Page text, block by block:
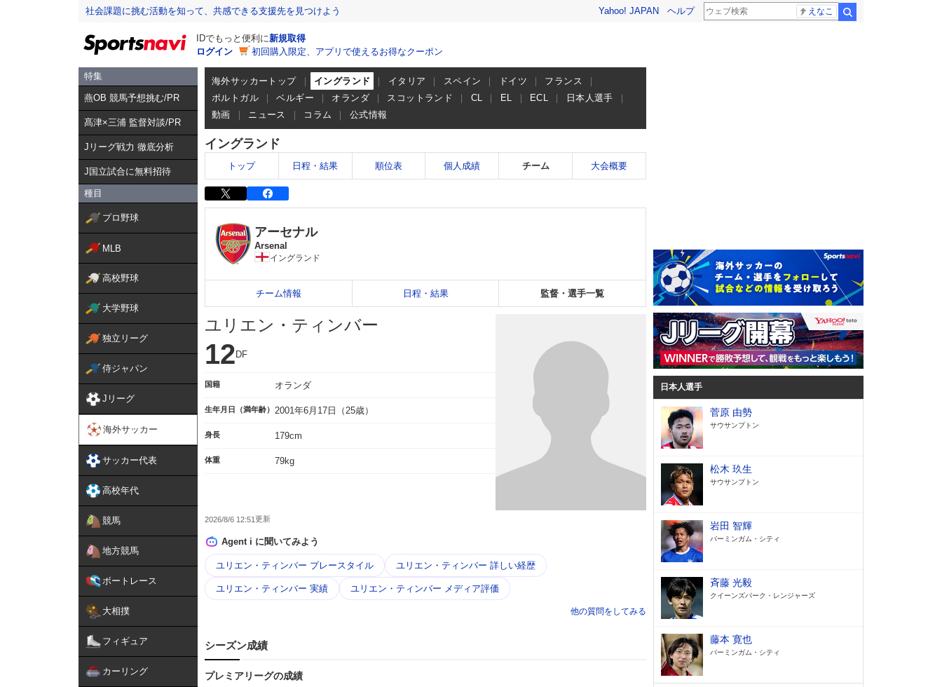
社会課題に挑む活動を知って、共感できる支援先を見つけよう Yahoo! JAPAN ヘルプ えなこ
IDでもっと便利に新規取得
ログイン
初回購入限定、アプリで使えるお得なクーポン
特集
燕OB 競馬予想挑む/PR
髙津×三浦 監督対談/PR
Jリーグ戦力 徹底分析
J国立試合に無料招待
種目
プロ野球
MLB
高校野球
大学野球
独立リーグ
侍ジャパン
Jリーグ
海外サッカー
サッカー代表
高校年代
競馬
地方競馬
ボートレース
大相撲
フィギュア
カーリング
海外サッカートップ イングランド イタリア スペイン ドイツ
フランス
ポルトガル
ベルギー オランダ スコットランド CL EL ECL
日本人選手
動画
ニュース コラム 公式情報
イングランド
トップ 日程・結果 順位表 個人成績 チーム 大会概要
アーセナル
Arsenal
イングランド
チーム情報 日程・結果 監督・選手一覧
ユリエン・ティンバー
12DF
国籍 オランダ
生年月日（満年齢） 2001年6月17日（25歳）
身長 179cm
体重 79kg
2026/8/6 12:51
Agent i に聞いてみよう
ユリエン・ティンバー プレースタイル ユリエン・ティンバー 詳しい経歴
ユリエン・ティンバー 実績 ユリエン・ティンバー メディア評価
他の質問をしてみる
シーズン成績
プレミアリーグの成績
日本人選手
菅原 由勢
サウサンプトン
松木 玖生
サウサンプトン
岩田 智輝
バーミンガム・シティ
斉藤 光毅
クイーンズパーク・レンジャーズ
藤本 寛也
バーミンガム・シティ